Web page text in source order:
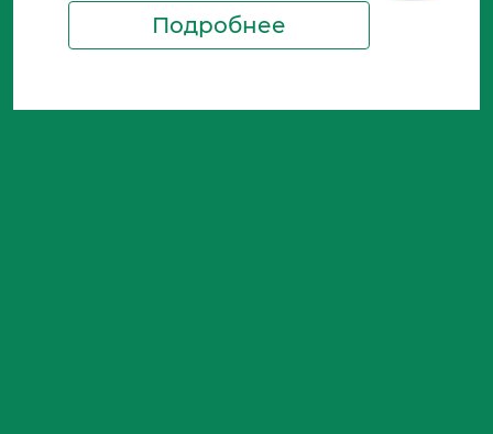
Подробнее